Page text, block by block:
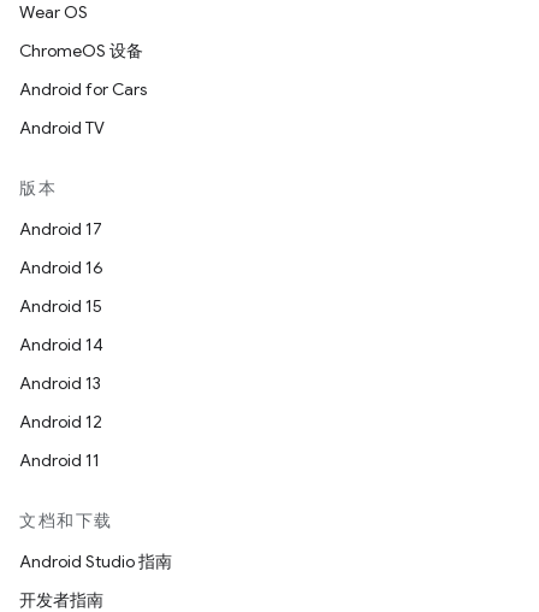
Wear OS
ChromeOS 设备
Android for Cars
Android TV
版本
Android 17
Android 16
Android 15
Android 14
Android 13
Android 12
Android 11
文档和下载
Android Studio 指南
开发者指南